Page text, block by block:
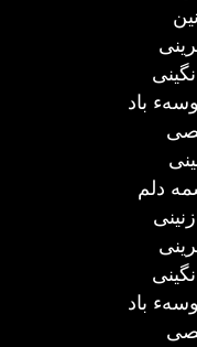
باد
دلم
باد